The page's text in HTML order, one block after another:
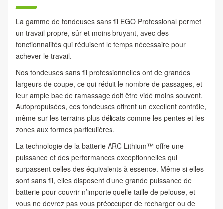
La gamme de tondeuses sans fil EGO Professional permet
un travail propre, sûr et moins bruyant, avec des
fonctionnalités qui réduisent le temps nécessaire pour
achever le travail.
Nos tondeuses sans fil professionnelles ont de grandes
largeurs de coupe, ce qui réduit le nombre de passages, et
leur ample bac de ramassage doit être vidé moins souvent.
Autopropulsées, ces tondeuses offrent un excellent contrôle,
même sur les terrains plus délicats comme les pentes et les
zones aux formes particulières.
La technologie de la batterie ARC Lithium™ offre une
puissance et des performances exceptionnelles qui
surpassent celles des équivalents à essence. Même si elles
sont sans fil, elles disposent d’une grande puissance de
batterie pour couvrir n’importe quelle taille de pelouse, et
vous ne devrez pas vous préoccuper de recharger ou de